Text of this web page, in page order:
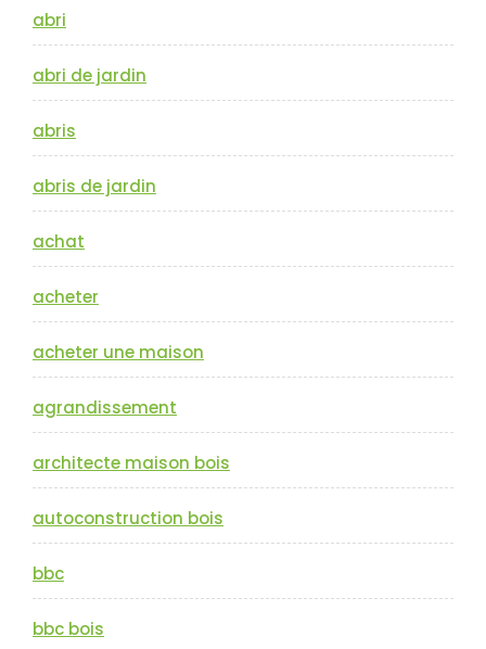
abri
abri de jardin
abris
abris de jardin
achat
acheter
acheter une maison
agrandissement
architecte maison bois
autoconstruction bois
bbc
bbc bois